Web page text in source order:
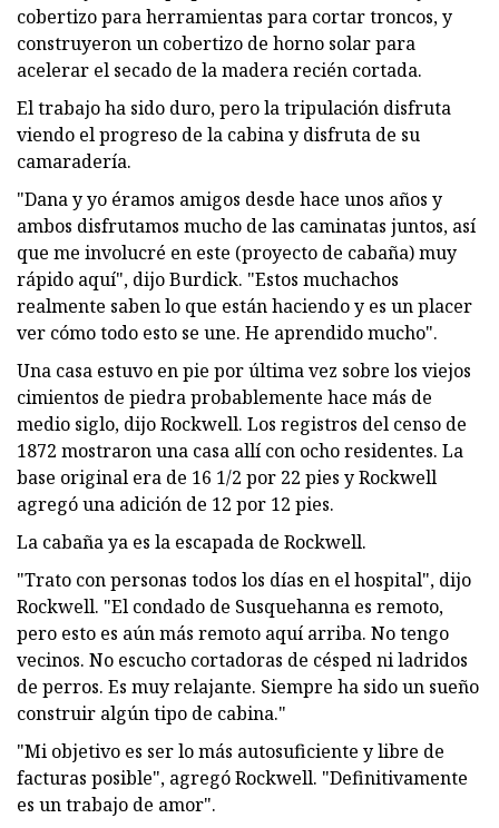
cobertizo para herramientas para cortar troncos, y
construyeron un cobertizo de horno solar para
acelerar el secado de la madera recién cortada.
El trabajo ha sido duro, pero la tripulación disfruta
viendo el progreso de la cabina y disfruta de su
camaradería.
"Dana y yo éramos amigos desde hace unos años y
ambos disfrutamos mucho de las caminatas juntos, así
que me involucré en este (proyecto de cabaña) muy
rápido aquí", dijo Burdick. "Estos muchachos
realmente saben lo que están haciendo y es un placer
ver cómo todo esto se une. He aprendido mucho".
Una casa estuvo en pie por última vez sobre los viejos
cimientos de piedra probablemente hace más de
medio siglo, dijo Rockwell. Los registros del censo de
1872 mostraron una casa allí con ocho residentes. La
base original era de 16 1/2 por 22 pies y Rockwell
agregó una adición de 12 por 12 pies.
La cabaña ya es la escapada de Rockwell.
"Trato con personas todos los días en el hospital", dijo
Rockwell. "El condado de Susquehanna es remoto,
pero esto es aún más remoto aquí arriba. No tengo
vecinos. No escucho cortadoras de césped ni ladridos
de perros. Es muy relajante. Siempre ha sido un sueño
construir algún tipo de cabina."
"Mi objetivo es ser lo más autosuficiente y libre de
facturas posible", agregó Rockwell. "Definitivamente
es un trabajo de amor".